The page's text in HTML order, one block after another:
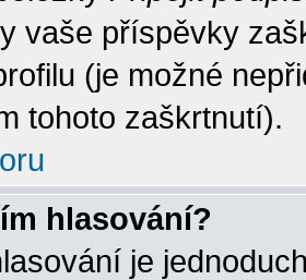
vaše příspěvky
(je možné
tohoto zaškrtnutí).
hlasování?
je